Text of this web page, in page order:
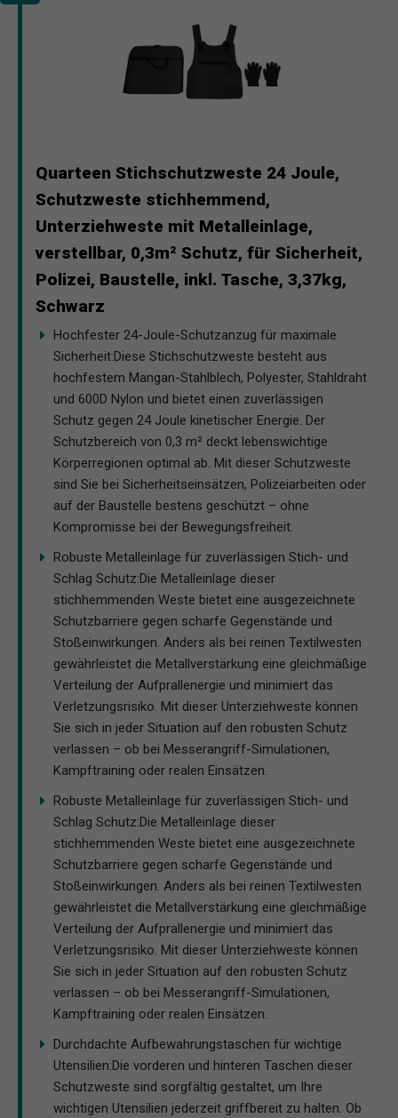
Quarteen Stichschutzweste 24 Joule,
Schutzweste stichhemmend,
Unterziehweste mit Metalleinlage,
verstellbar, 0,3m² Schutz, für Sicherheit,
Polizei, Baustelle, inkl. Tasche, 3,37kg,
Schwarz
Hochfester 24-Joule-Schutzanzug für maximale
Sicherheit:Diese Stichschutzweste besteht aus
hochfestem Mangan-Stahlblech, Polyester, Stahldraht
und 600D Nylon und bietet einen zuverlässigen
Schutz gegen 24 Joule kinetischer Energie. Der
Schutzbereich von 0,3 m² deckt lebenswichtige
Körperregionen optimal ab. Mit dieser Schutzweste
sind Sie bei Sicherheitseinsätzen, Polizeiarbeiten oder
auf der Baustelle bestens geschützt – ohne
Kompromisse bei der Bewegungsfreiheit.
Robuste Metalleinlage für zuverlässigen Stich- und
Schlag Schutz:Die Metalleinlage dieser
stichhemmenden Weste bietet eine ausgezeichnete
Schutzbarriere gegen scharfe Gegenstände und
Stoßeinwirkungen. Anders als bei reinen Textilwesten
gewährleistet die Metallverstärkung eine gleichmäßige
Verteilung der Aufprallenergie und minimiert das
Verletzungsrisiko. Mit dieser Unterziehweste können
Sie sich in jeder Situation auf den robusten Schutz
verlassen – ob bei Messerangriff-Simulationen,
Kampftraining oder realen Einsätzen.
Robuste Metalleinlage für zuverlässigen Stich- und
Schlag Schutz:Die Metalleinlage dieser
stichhemmenden Weste bietet eine ausgezeichnete
Schutzbarriere gegen scharfe Gegenstände und
Stoßeinwirkungen. Anders als bei reinen Textilwesten
gewährleistet die Metallverstärkung eine gleichmäßige
Verteilung der Aufprallenergie und minimiert das
Verletzungsrisiko. Mit dieser Unterziehweste können
Sie sich in jeder Situation auf den robusten Schutz
verlassen – ob bei Messerangriff-Simulationen,
Kampftraining oder realen Einsätzen.
Durchdachte Aufbewahrungstaschen für wichtige
Utensilien:Die vorderen und hinteren Taschen dieser
Schutzweste sind sorgfältig gestaltet, um Ihre
wichtigen Utensilien jederzeit griffbereit zu halten. Ob